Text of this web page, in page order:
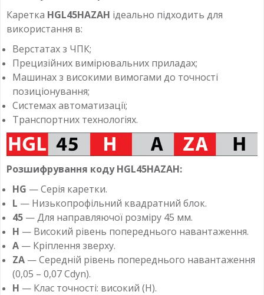
Каретка HGL45HAZAH ідеально підходить для
використання в:
Верстатах з ЧПК;
Прецизійних вимірювальних приладах;
Машинах з високими вимогами до точності
позиціонування;
Системах автоматизації;
Транспортних технологіях.
Розшифрування коду HGL45HAZAH:
HG — Серія каретки.
L — Низькопрофільний квадратний блок.
45 — Для направляючої розміру 45 мм.
H — Високий рівень попереднього навантаження.
A — Кріплення зверху.
ZA — Середній рівень попереднього навантаження
(0,05 – 0,07 Cdyn​).
H — Клас точності: високий (H).